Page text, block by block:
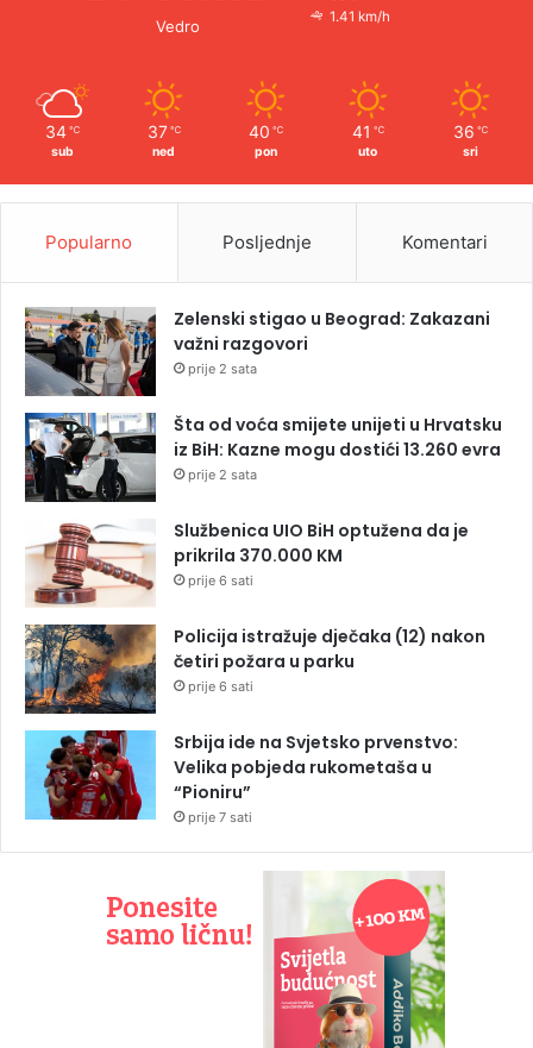
Vedro
1.41 km/h
34 ℃
sub
37 ℃
ned
40 ℃
pon
41 ℃
uto
36 ℃
sri
Popularno Posljednje Komentari
Zelenski stigao u Beograd: Zakazani
važni razgovori
prije 2 sata
Šta od voća smijete unijeti u Hrvatsku
iz BiH: Kazne mogu dostići 13.260 evra
prije 2 sata
Službenica UIO BiH optužena da je
prikrila 370.000 KM
prije 6 sati
Policija istražuje dječaka (12) nakon
četiri požara u parku
prije 6 sati
Srbija ide na Svjetsko prvenstvo:
Velika pobjeda rukometaša u
“Pioniru”
prije 7 sati